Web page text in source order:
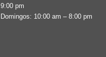
9:00 pm
Domingos: 10:00 am – 8:00 pm